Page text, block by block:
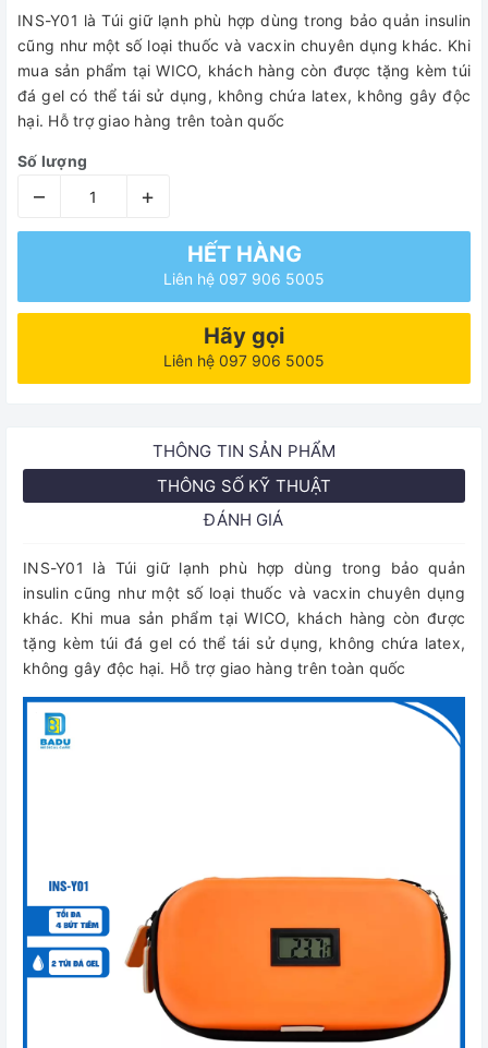
INS-Y01 là Túi giữ lạnh phù hợp dùng trong bảo quản insulin
cũng như một số loại thuốc và vacxin chuyên dụng khác. Khi
mua sản phẩm tại WICO, khách hàng còn được tặng kèm túi
đá gel có thể tái sử dụng, không chứa latex, không gây độc
hại. Hỗ trợ giao hàng trên toàn quốc
Số lượng
– +
HẾT HÀNG
Liên hệ 097 906 5005
Hãy gọi
Liên hệ 097 906 5005
THÔNG TIN SẢN PHẨM
THÔNG SỐ KỸ THUẬT
ĐÁNH GIÁ
INS-Y01 là Túi giữ lạnh phù hợp dùng trong bảo quản
insulin cũng như một số loại thuốc và vacxin chuyên dụng
khác. Khi mua sản phẩm tại WICO, khách hàng còn được
tặng kèm túi đá gel có thể tái sử dụng, không chứa latex,
không gây độc hại. Hỗ trợ giao hàng trên toàn quốc